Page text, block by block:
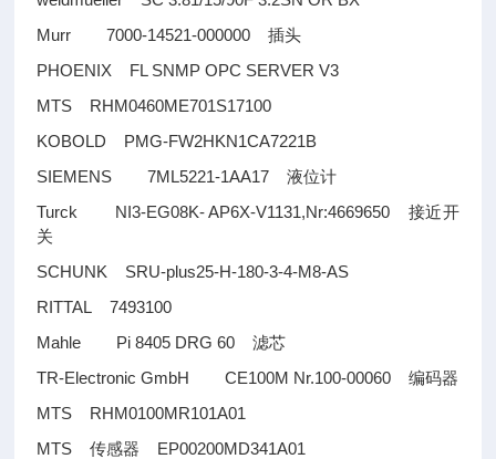
Murr 7000-14521-000000插头
PHOENIX FL SNMP OPC SERVER V3
MTS RHM0460ME701S17100
KOBOLD PMG-FW2HKN1CA7221B
SIEMENS 7ML5221-1AA17液位计
Turck NI3-EG08K- AP6X-V1131,Nr:4669650接近开
关
SCHUNK SRU-plus25-H-180-3-4-M8-AS
RITTAL 7493100
Mahle Pi 8405 DRG 60滤芯
TR-Electronic GmbH CE100M Nr.100-00060编码器
MTS RHM0100MR101A01
MTS传感器
EP00200MD341A01